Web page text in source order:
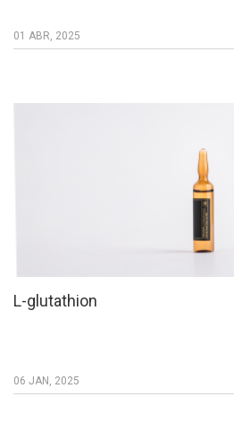
01 ABR, 2025
L-glutathion
06 JAN, 2025